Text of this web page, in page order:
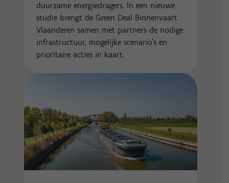
duurzame energiedragers. In een nieuwe
studie brengt de Green Deal Binnenvaart
Vlaanderen samen met partners de nodige
infrastructuur, mogelijke scenario’s en
prioritaire acties in kaart.